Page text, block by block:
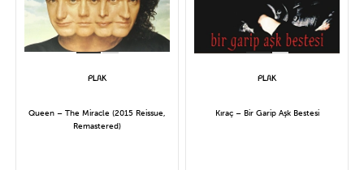
Queen – The Miracle (2015 Reissue,
Remastered)
Kıraç – Bir Garip Aşk Bestesi